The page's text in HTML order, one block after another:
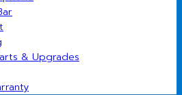
& Upgrades